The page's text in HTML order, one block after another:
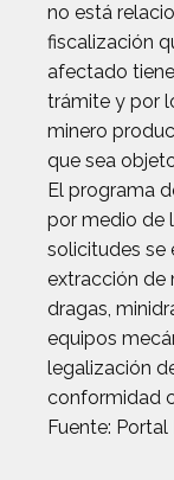
no está
fiscalización
afectado
trámite y por
minero
que sea
El programa
por medio de
solicitudes se
extracción de
dragas,
equipos
legalización
conformidad
Fuente: Portal